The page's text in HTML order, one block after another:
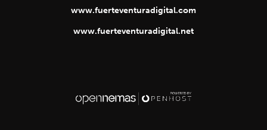
www.fuerteventuradigital.com
www.fuerteventuradigital.net